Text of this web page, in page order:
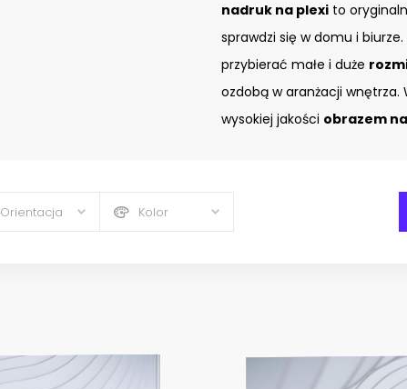
nadruk na plexi to
sprawdzi się w domu i biurze.
przybierać małe i duże
ozdobą w aranżacji
wysokiej jakości obrazem
Orientacja Kolor